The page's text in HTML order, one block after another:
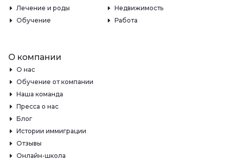
Лечение и роды
Недвижимость
Обучение
Работа
О компании
О нас
Обучение от компании
Наша команда
Пресса о нас
Блог
Истории иммиграции
Отзывы
Онлайн-школа